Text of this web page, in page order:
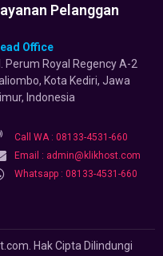
Pelanggan
Office
Perum Royal Regency A-2
Kota Kediri, Jawa
Indonesia
Call WA : 08133-4531-660
Email : admin@klikhost.com
Whatsapp : 08133-4531-660
Hak Cipta Dilindungi